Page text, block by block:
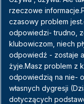
rzeczowe
czasowy problem
odpowiedzi- trudno,
klubowiczom, niech
odpowiedź - zostaje
żyje.Masz problem z
odpowiedzią na nie-
własnych dygresji
dotyczących